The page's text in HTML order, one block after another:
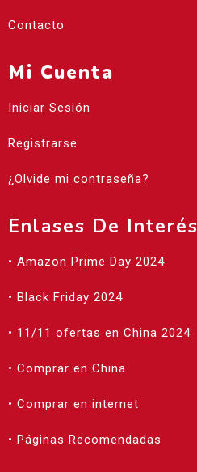
Contacto
Mi Cuenta
Iniciar Sesión
Registrarse
¿Olvide mi contraseña?
Enlases De Interés
• Amazon Prime Day 2024
• Black Friday 2024
• 11/11 ofertas en China 2024
• Comprar en China
• Comprar en internet
• Páginas Recomendadas